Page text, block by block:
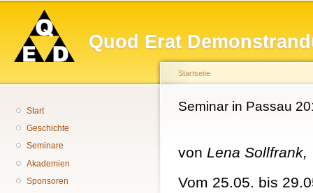
Quod Erat
Hauptmenü
Start
Geschichte
Seminare
Akademien
Sponsoren
Sie sind hier
Startseite
Seminar in Passau
von Lena Sollfrank,
Vom 25.05. bis